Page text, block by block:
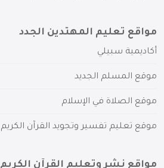
مواقع تعليم المهتدين الجدد
أكاديمية سبيلي
موقع المسلم الجديد
موقع الصلاة في الإسلام
موقع تعليم تفسير وتجويد القرآن الكريم
مواقع نشر وتعليم القرآن الكريم